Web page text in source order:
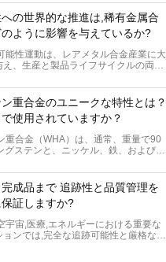
より,体内に植入さ
類の医療機器の製造に
ントは ステントは ス
ノールの超弾性により
臓弁などの医療機器が
ルを体の正しい位置に
出し,元の形に戻しま
チュアンメタルの顧
ル線で作られた医療
Team Were Devel
Device That Went I
Include A Ball End T
The Esophagus
Shape Design Bendin
Away From The Hea
Purpose反対側に
ための プラスチック
ました この装置は人
の世界的な推進は,稀有金属合
ように影響を与えているか?
能性運動は、レアメタル合金産業に大
え、生産と製品ライフサイクルの両方
性と責任ある調達です。コバルトやタ
多くのレアメタルはサプライチェーン
理的な懸念の対象となっています。こ
、メーカーは、OECDデューデリジェ
境に配慮したサプライヤーから金属を
を保証するために、厳格なデューデリ
界は、従来の技術よりも効率的な電子
ドハース溶解などのエネルギー効率の
に多額の投資を行っています。また、
ープリサイクルの推進も行われていま
製造スクラップ（例：切削くず、研削
料）を自社施設内で直接回収し、再
グラムを確立し、廃棄物を最小限に抑
重合金のユニークな特性とは？
使用されていますか？​
重合金（WHA）は、通常、重量で90
グステンと、ニッケル、鉄、および/
合材料の一種です。これらは、従来の
合金ではなく、ほぼ純粋なタングステ
あるバインダー相に埋め込まれた金
ス複合材料です。この構造により、非
た延性と被削性という、3つの重要な
組み合わせが得られます。これは、脆
成品まで 追跡性と品質管理を
証しますか?
宇宙,医療,エネルギーにおける重要な
ョンでは,完全な追跡可能性と厳格な品